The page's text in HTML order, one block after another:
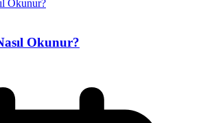
Okunur?